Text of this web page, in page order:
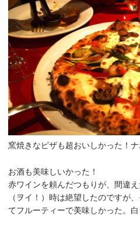
窯焼きなピザも超おいしかった！
お酒も美味しいかった！
赤ワインを頼んだつもりが、間違
（ヲイ！）時は絶望したのですが
てフルーティーで美味しかった。